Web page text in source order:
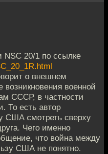
NSC 20/1 по ссылке
о внешнем
военной
СССР, в частности
То есть автор
США смотреть сверху
Чего именно
что война между
США не понятно.